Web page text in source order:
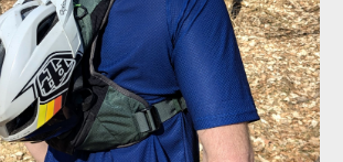
6
6